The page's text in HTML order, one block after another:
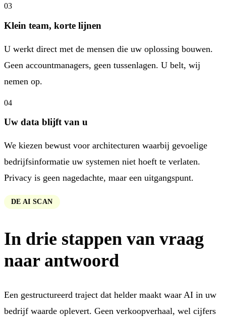
03
Klein team, korte lijnen
U werkt direct met de mensen die uw oplossing bouwen.
Geen accountmanagers, geen tussenlagen. U belt, wij
nemen op.
04
Uw data blijft van u
We kiezen bewust voor architecturen waarbij gevoelige
bedrijfsinformatie uw systemen niet hoeft te verlaten.
Privacy is geen nagedachte, maar een uitgangspunt.
DE AI SCAN
In drie stappen van vraag
naar antwoord
Een gestructureerd traject dat helder maakt waar AI in uw
bedrijf waarde oplevert. Geen verkoopverhaal, wel cijfers